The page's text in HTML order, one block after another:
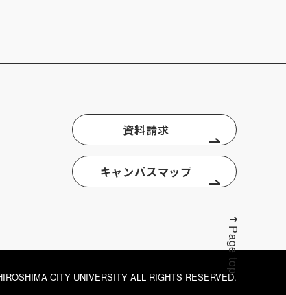
資料請求
キャンパスマップ
Page top
CITY UNIVERSITY ALL RIGHTS RESERVED.